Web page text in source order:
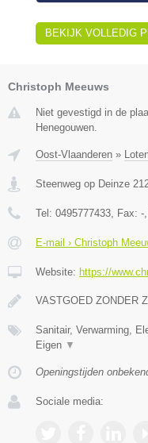
BEKIJK VOLLEDIG
Christoph Meeuws
Niet gevestigd in de
Henegouwen.
Oost-Vlaanderen »
Steenweg op Deinze
Tel: 0495777433 , Fax: -
E-mail › Christoph
Website: https://
VASTGOED ZONDER
Sanitair, Verwarming,
Eigen ▼
Openingstijden
Sociale media: